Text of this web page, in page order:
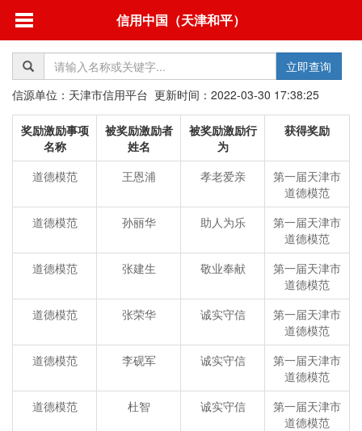
信用中国（天津和平）
立即查询
信源单位：天津市信用平台 更新时间：2022-03-30 17:38:25
奖励激励事项
名称
被奖励激励者
姓名
被奖励激励行
为
获得奖励
道德模范 王恩浦 孝老爱亲
第一届天津市
道德模范
道德模范
孙丽华 助人为乐
第一届天津市
道德模范
道德模范
张建生 敬业奉献
第一届天津市
道德模范
道德模范
张荣华 诚实守信
第一届天津市
道德模范
道德模范
李砚军 诚实守信
第一届天津市
道德模范
道德模范
杜智 诚实守信
第一届天津市
道德模范